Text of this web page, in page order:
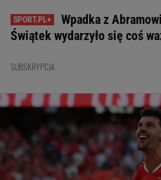
Wpadka z
Świątek wydarzyło się coś
SUBSKRYPCJA